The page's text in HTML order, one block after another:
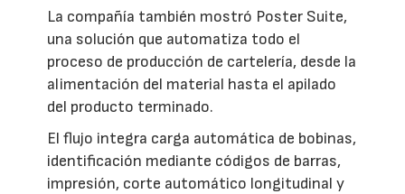
La compañía también mostró Poster Suite,
una solución que automatiza todo el
proceso de producción de cartelería, desde la
alimentación del material hasta el apilado
del producto terminado.
El flujo integra carga automática de bobinas,
identificación mediante códigos de barras,
impresión, corte automático longitudinal y